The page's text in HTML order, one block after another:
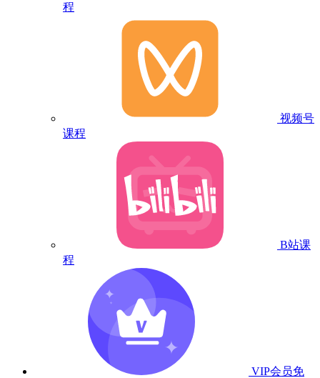
程
视频号
课程
B站课
程
VIP会员免